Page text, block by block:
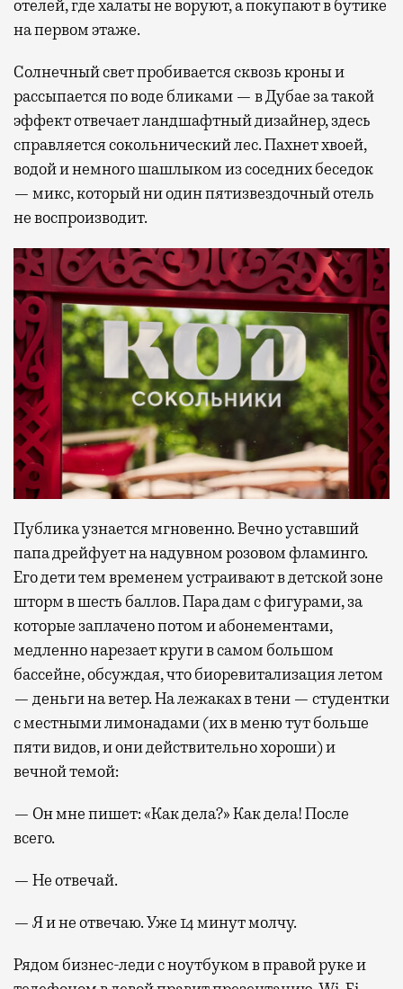
отелей, где халаты не воруют, а покупают в бутике
на первом этаже.
Солнечный свет пробивается сквозь кроны и
рассыпается по воде бликами — в Дубае за такой
эффект отвечает ландшафтный дизайнер, здесь
справляется сокольнический лес. Пахнет хвоей,
водой и немного шашлыком из соседних беседок
— микс, который ни один пятизвездочный отель
не воспроизводит.
Публика узнается мгновенно. Вечно уставший
папа дрейфует на надувном розовом фламинго.
Его дети тем временем устраивают в детской зоне
шторм в шесть баллов. Пара дам с фигурами, за
которые заплачено потом и абонементами,
медленно нарезает круги в самом большом
бассейне, обсуждая, что биоревитализация летом
— деньги на ветер. На лежаках в тени — студентки
с местными лимонадами (их в меню тут больше
пяти видов, и они действительно хороши) и
вечной темой:
— Он мне пишет: «Как дела?» Как дела! После
всего.
— Не отвечай.
— Я и не отвечаю. Уже 14 минут молчу.
Рядом бизнес-леди с ноутбуком в правой руке и